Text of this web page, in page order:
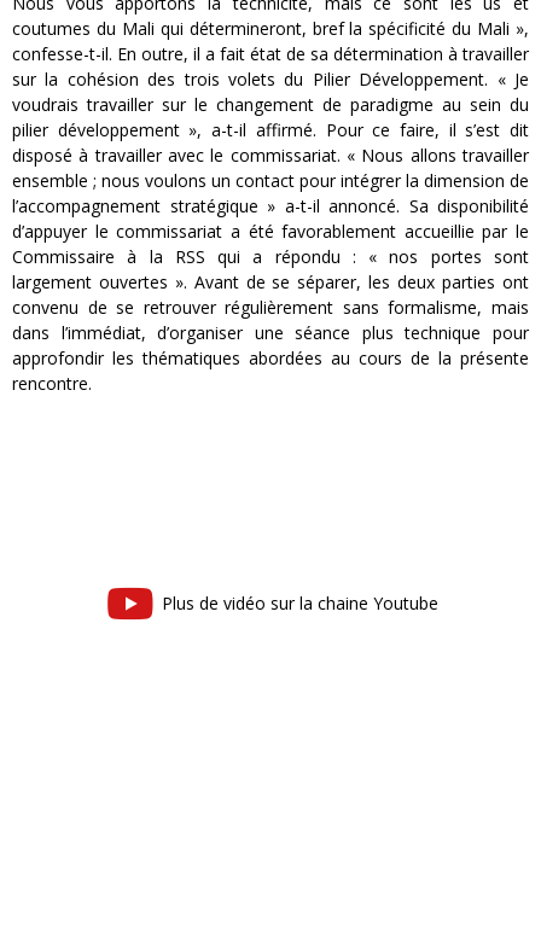
coutumes du Mali qui détermineront, bref la spécificité du Mali »,
confesse-t-il. En outre, il a fait état de sa détermination à travailler
sur la cohésion des trois volets du Pilier Développement. « Je
voudrais travailler sur le changement de paradigme au sein du
pilier développement », a-t-il affirmé. Pour ce faire, il s’est dit
disposé à travailler avec le commissariat. « Nous allons travailler
ensemble ; nous voulons un contact pour intégrer la dimension de
l’accompagnement stratégique » a-t-il annoncé. Sa disponibilité
d’appuyer le commissariat a été favorablement accueillie par le
Commissaire à la RSS qui a répondu : « nos portes sont
largement ouvertes ». Avant de se séparer, les deux parties ont
convenu de se retrouver régulièrement sans formalisme, mais
dans l’immédiat, d’organiser une séance plus technique pour
approfondir les thématiques abordées au cours de la présente
rencontre.
Plus de vidéo sur la chaine Youtube